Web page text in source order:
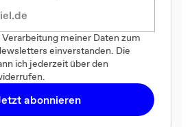
meiner Daten zum
einverstanden. Die
ich jederzeit über den
abonnieren